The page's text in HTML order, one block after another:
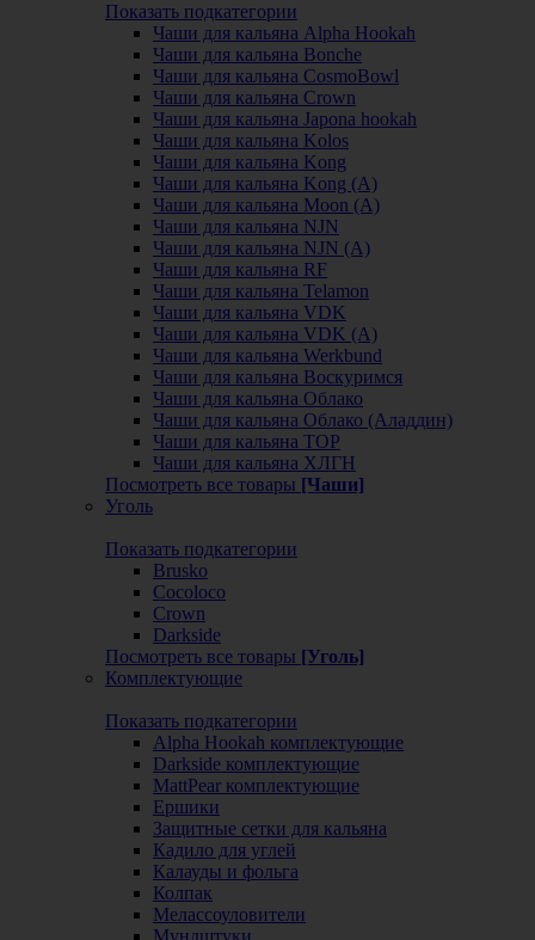
Показать подкатегории
Чаши для кальяна Alpha Hookah
Чаши для кальяна Bonche
Чаши для кальяна CosmoBowl
Чаши для кальяна Crown
Чаши для кальяна Japona hookah
Чаши для кальяна Kolos
Чаши для кальяна Kong
Чаши для кальяна Kong (A)
Чаши для кальяна Moon (А)
Чаши для кальяна NJN
Чаши для кальяна NJN (А)
Чаши для кальяна RF
Чаши для кальяна Telamon
Чаши для кальяна VDK
Чаши для кальяна VDK (А)
Чаши для кальяна Werkbund
Чаши для кальяна Воскуримся
Чаши для кальяна Облако
Чаши для кальяна Облако (Аладдин)
Чаши для кальяна ТОР
Чаши для кальяна ХЛГН
Посмотреть все товары [Чаши]
Уголь
Показать подкатегории
Brusko
Cocoloco
Crown
Darkside
Посмотреть все товары [Уголь]
Комплектующие
Показать подкатегории
Alpha Hookah комплектующие
Darkside комплектующие
MattPear комплектующие
Ершики
Защитные сетки для кальяна
Кадило для углей
Калауды и фольга
Колпак
Мелассоуловители
Мундштуки